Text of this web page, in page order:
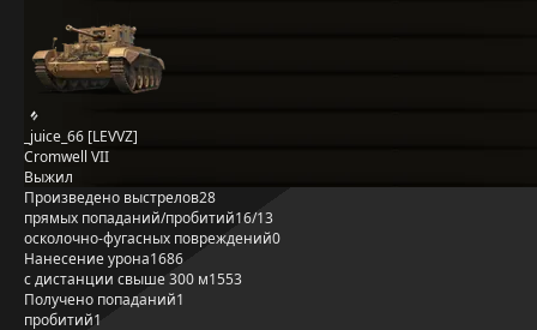
_juice_66 [LEVVZ]
Cromwell VII
Выжил
Произведено выстрелов28
прямых попаданий/пробитий16/13
осколочно-фугасных повреждений0
Нанесение урона1686
с дистанции свыше 300 м1553
Получено попаданий1
пробитий1